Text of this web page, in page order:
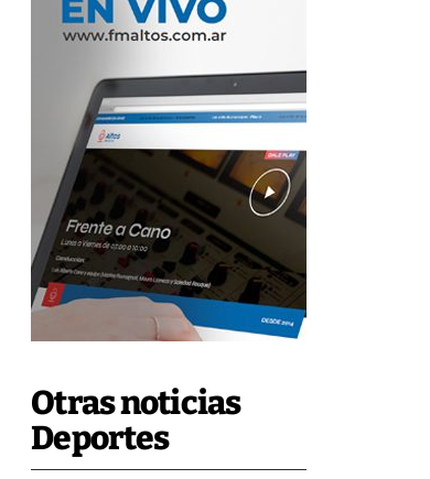
Otras noticias
Deportes